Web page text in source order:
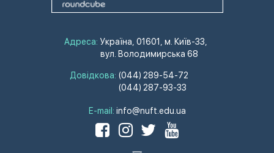
Адреса: Україна, 01601, м. Київ-33,
вул. Володимирська 68
Довідкова: (044) 289-54-72
(044) 287-93-33
E-mail: info@nuft.edu.ua